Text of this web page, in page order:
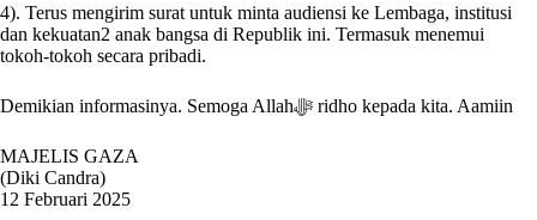
4). Terus mengirim surat untuk minta audiensi ke Lembaga, institusi
dan kekuatan2 anak bangsa di Republik ini. Termasuk menemui
tokoh-tokoh secara pribadi.
Demikian informasinya. Semoga Allahﷻ ridho kepada kita. Aamiin
MAJELIS GAZA
(Diki Candra)
12 Februari 2025